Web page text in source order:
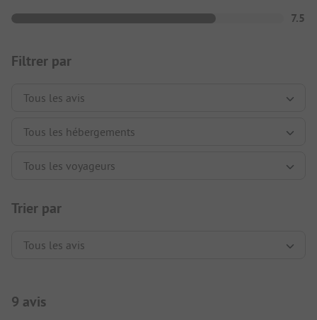
7.5
Filtrer par
Trier par
9 avis